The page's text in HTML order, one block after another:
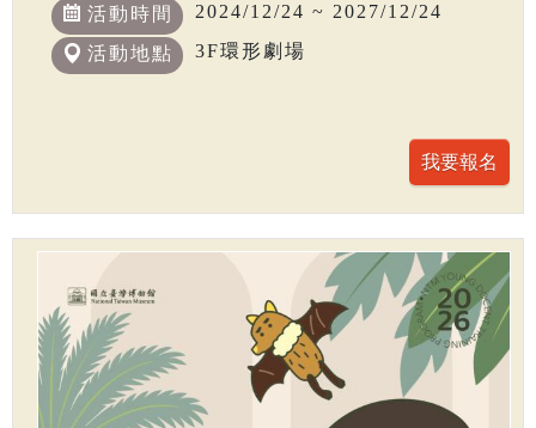
活動時間 2024/12/24 ~ 2027/12/24
活動地點 3F環形劇場